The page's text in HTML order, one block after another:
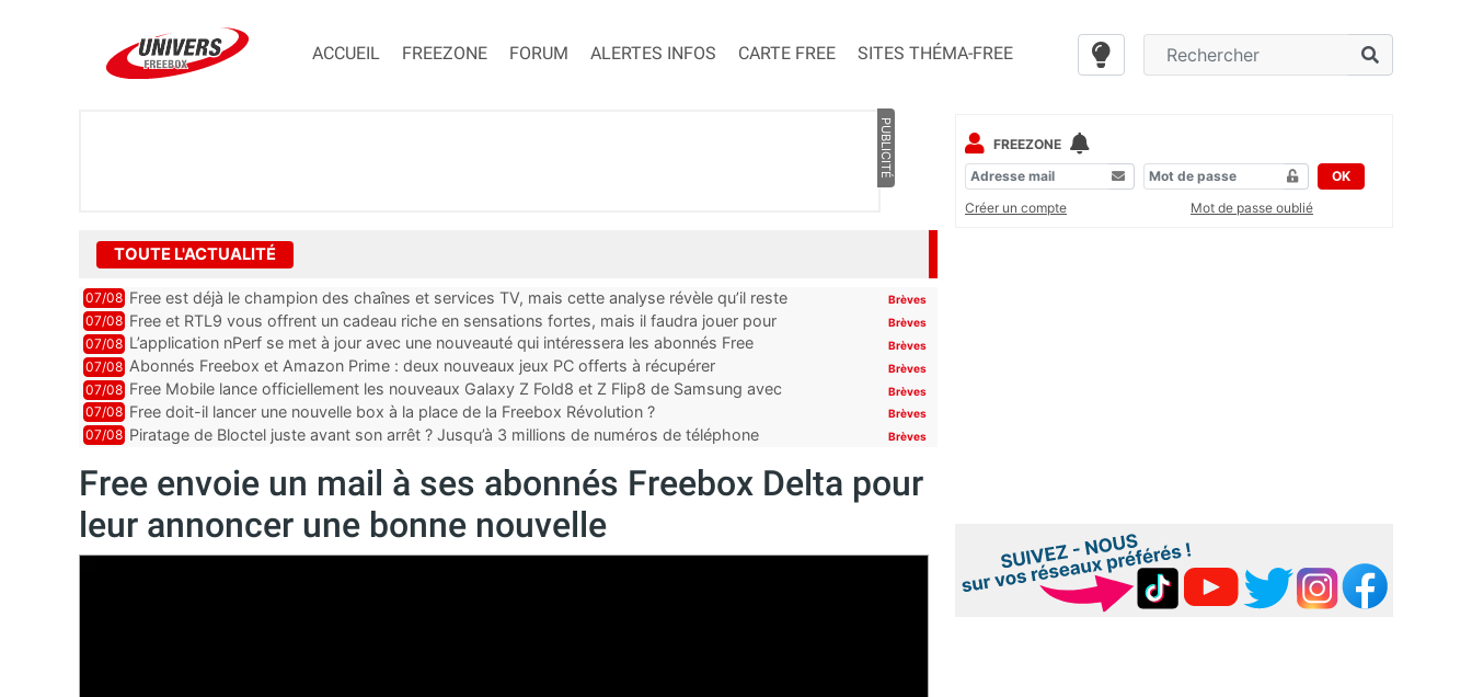
ACCUEIL FREEZONE FORUM ALERTES INFOS CARTE FREE SITES THÉMA-FREE
PUBLICITÉ
TOUTE L'ACTUALITÉ
07/08 Free est déjà le champion des chaînes et services TV, mais cette analyse révèle qu’il reste
encore au moin...
Brèves
07/08 Free et RTL9 vous offrent un cadeau riche en sensations fortes, mais il faudra jouer pour
l’obtenir
Brèves
07/08 L’application nPerf se met à jour avec une nouveauté qui intéressera les abonnés Free
Mobile, Orange, SFR ...
Brèves
07/08 Abonnés Freebox et Amazon Prime : deux nouveaux jeux PC offerts à récupérer Brèves
07/08 Free Mobile lance officiellement les nouveaux Galaxy Z Fold8 et Z Flip8 de Samsung avec
des promos et des cadeaux
Brèves
07/08 Free doit-il lancer une nouvelle box à la place de la Freebox Révolution ? Brèves
07/08 Piratage de Bloctel juste avant son arrêt ? Jusqu’à 3 millions de numéros de téléphone
Brèves
Free envoie un mail à ses abonnés Freebox Delta pour
leur annoncer une bonne nouvelle
FREEZONE
OK
Créer un compte
Mot de passe oublié